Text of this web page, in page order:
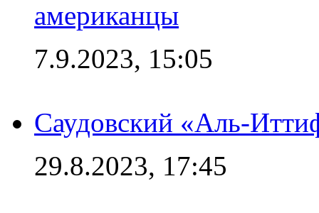
американцы
7.9.2023, 15:05
Саудовский «Аль-
29.8.2023, 17:45